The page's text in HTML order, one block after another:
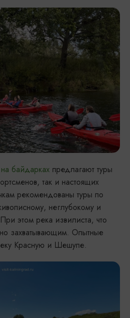
байдарках предлагают туры
так и настоящих
рекомендованы туры по
неглубокому и
этом река извилиста, что
захватывающим. Опытные
Красную и Шешупе.